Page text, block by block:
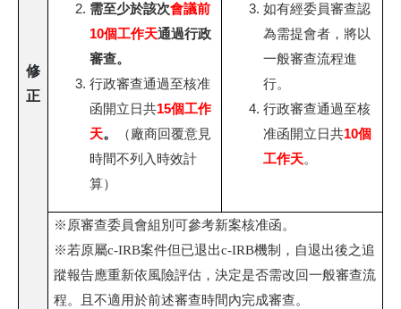
修
正
需至少於該次會議前
10個工作天通過行政
審查。
行政審查通過至核准
函開立日共15個工作
天。
（廠商回覆意見
時間不列入時效計
算）
如有經委員審查認
為需提會者，將以
一般審查流程進
行。
行政審查通過至核
准函開立日共10個
工作天。
※原審查委員會組別可參考新案核准函。
※若原屬c-IRB案件但已退出c-IRB機制，自退出後之追
蹤報告應重新依風險評估，決定是否需改回一般審查流
程。且不適用於前述審查時間內完成審查。